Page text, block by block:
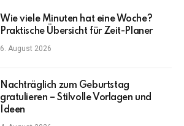
Wie viele Minuten hat eine Woche?
Praktische Übersicht für Zeit-Planer
6. August 2026
Nachträglich zum Geburtstag
gratulieren – Stilvolle Vorlagen und
Ideen